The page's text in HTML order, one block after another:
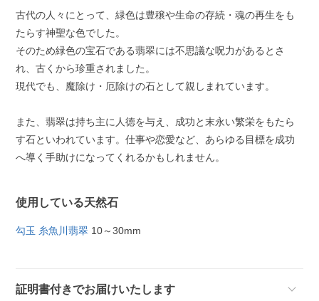
古代の人々にとって、緑色は豊穣や生命の存続・魂の再生をも
たらす神聖な色でした。
そのため緑色の宝石である翡翠には不思議な呪力があるとさ
れ、古くから珍重されました。
現代でも、魔除け・厄除けの石として親しまれています。
また、翡翠は持ち主に人徳を与え、成功と末永い繁栄をもたら
す石といわれています。仕事や恋愛など、あらゆる目標を成功
へ導く手助けになってくれるかもしれません。
使用している天然石
勾玉 糸魚川翡翠 10～30mm
証明書付きでお届けいたします